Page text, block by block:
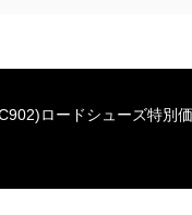
ロードシューズ特別